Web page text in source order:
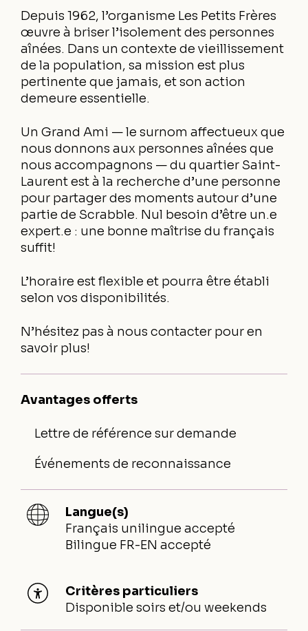
Depuis 1962, l’organisme Les Petits Frères
œuvre à briser l’isolement des personnes
aînées. Dans un contexte de vieillissement
de la population, sa mission est plus
pertinente que jamais, et son action
demeure essentielle.
Un Grand Ami — le surnom affectueux que
nous donnons aux personnes aînées que
nous accompagnons — du quartier Saint-
Laurent est à la recherche d’une personne
pour partager des moments autour d’une
partie de Scrabble. Nul besoin d’être un.e
expert.e : une bonne maîtrise du français
suffit!
L’horaire est flexible et pourra être établi
selon vos disponibilités.
N’hésitez pas à nous contacter pour en
savoir plus!
Avantages offerts
Lettre de référence sur demande
Événements de reconnaissance
Langue(s)
Français unilingue accepté
Bilingue FR-EN accepté
Critères particuliers
Disponible soirs et/ou weekends